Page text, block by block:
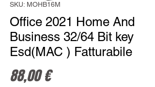
SKU: MOHB16M
Office 2021 Home And
Business 32/64 Bit key
Esd(MAC ) Fatturabile
88,00 €Prezzo